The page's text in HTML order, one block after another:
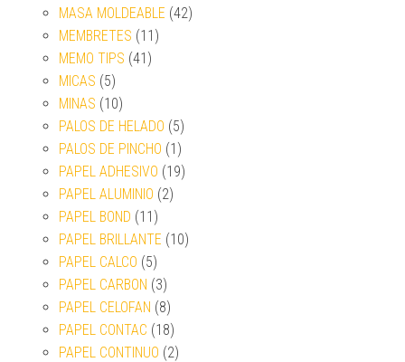
MASA MOLDEABLE (42)
MEMBRETES (11)
MEMO TIPS (41)
MICAS (5)
MINAS (10)
PALOS DE HELADO (5)
PALOS DE PINCHO (1)
PAPEL ADHESIVO (19)
PAPEL ALUMINIO (2)
PAPEL BOND (11)
PAPEL BRILLANTE (10)
PAPEL CALCO (5)
PAPEL CARBON (3)
PAPEL CELOFAN (8)
PAPEL CONTAC (18)
PAPEL CONTINUO (2)